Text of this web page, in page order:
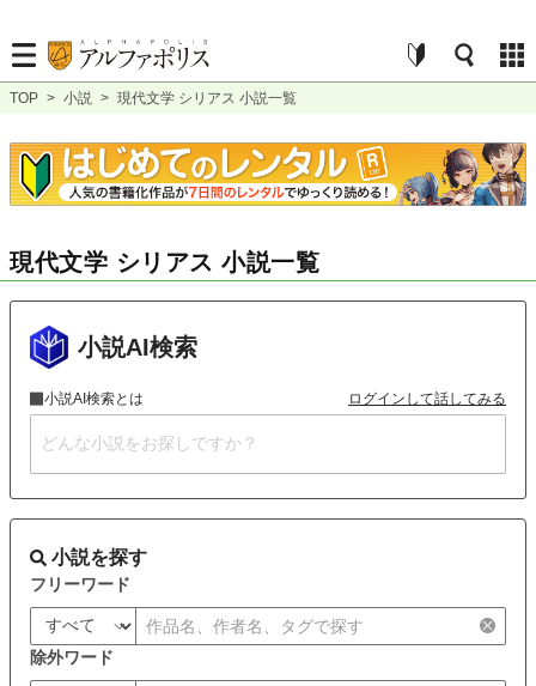
TOP > 小説 > 現代文学 シリアス 小説一覧
現代文学 シリアス 小説一覧
小説AI検索
小説AI検索とは ログインして話してみる
小説を探す
フリーワード
除外ワード